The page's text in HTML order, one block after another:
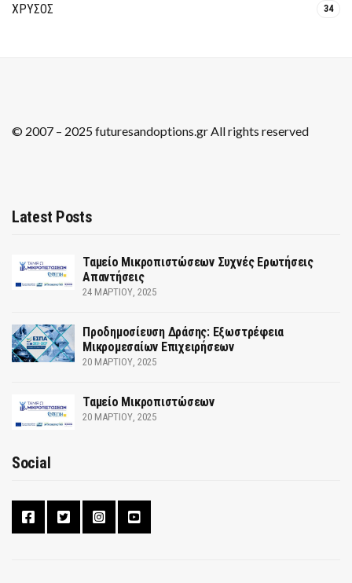
ΧΡΥΣΟΣ 34
© 2007 – 2025 futuresandoptions.gr All rights reserved
Latest Posts
Ταμείο Μικροπιστώσεων Συχνές Ερωτήσεις
Απαντήσεις
24 ΜΑΡΤΊΟΥ, 2025
Προδημοσίευση Δράσης: Εξωστρέφεια
Μικρομεσαίων Επιχειρήσεων
20 ΜΑΡΤΊΟΥ, 2025
Ταμείο Μικροπιστώσεων
20 ΜΑΡΤΊΟΥ, 2025
Social